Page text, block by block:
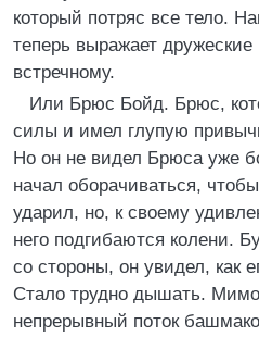
который потряс все тело.
теперь выражает дружеские
встречному.
Или Брюс Бойд. Брюс,
силы и имел глупую
Но он не видел Брюса уже
начал оборачиваться,
ударил, но, к своему
него подгибаются колени.
со стороны, он увидел, как
Стало трудно дышать. Мимо
непрерывный поток